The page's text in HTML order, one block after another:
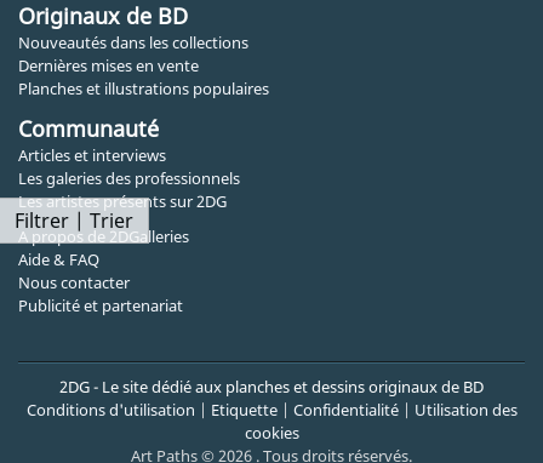
Filtrer | Trier
Originaux de BD
Nouveautés dans les collections
Dernières mises en vente
Planches et illustrations populaires
Communauté
Articles et interviews
Les galeries des professionnels
Les artistes présents sur 2DG
A propos de 2DGalleries
Aide & FAQ
Nous contacter
Publicité et partenariat
2DG - Le site dédié aux planches et dessins originaux de BD
Conditions d'utilisation | Etiquette| Confidentialité| Utilisation des
cookies
Art Paths © 2026 . Tous droits réservés.